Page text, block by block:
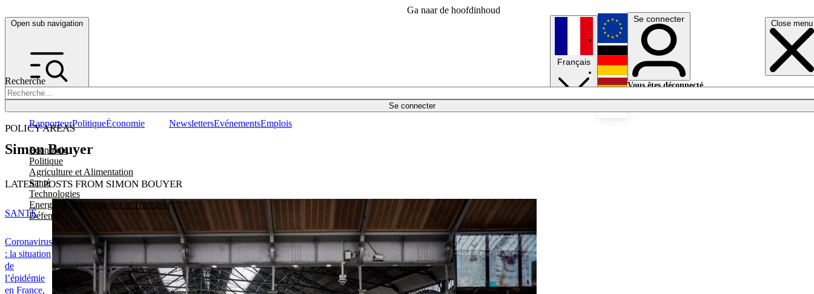
Ga naar de hoofdinhoud
Open sub navigation Close menu
Recherche
Se connecter
POLICY AREAS
Economie
Politique
Agriculture et Alimentation
Santé
Technologies
Energie, Environnement et Transport
Défense
RapporteurPolitiqueÉconomie NewslettersEvénementsEmplois
Français
English
Deutsch
Se connecter
Vous êtes déconnecté.
Simon Bouyer
LATEST POSTS FROM SIMON BOUYER
Coronavirus
: la situation
de
l’épidémie
en France,
SANTÉ